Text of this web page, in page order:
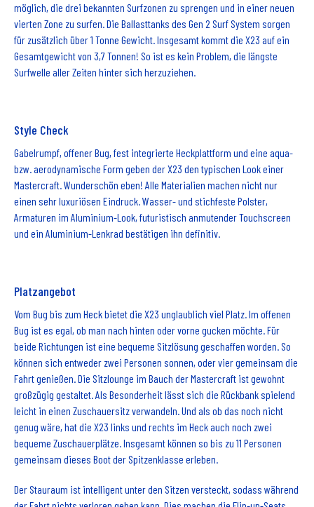
möglich, die drei bekannten Surfzonen zu sprengen und in einer neuen
vierten Zone zu surfen. Die Ballasttanks des Gen 2 Surf System sorgen
für zusätzlich über 1 Tonne Gewicht. Insgesamt kommt die X23 auf ein
Gesamtgewicht von 3,7 Tonnen! So ist es kein Problem, die längste
Surfwelle aller Zeiten hinter sich herzuziehen.
Style Check
Gabelrumpf, offener Bug, fest integrierte Heckplattform und eine aqua-
bzw. aerodynamische Form geben der X23 den typischen Look einer
Mastercraft. Wunderschön eben! Alle Materialien machen nicht nur
einen sehr luxuriösen Eindruck. Wasser- und stichfeste Polster,
Armaturen im Aluminium-Look, futuristisch anmutender Touchscreen
und ein Aluminium-Lenkrad bestätigen ihn definitiv.
Platzangebot
Vom Bug bis zum Heck bietet die X23 unglaublich viel Platz. Im offenen
Bug ist es egal, ob man nach hinten oder vorne gucken möchte. Für
beide Richtungen ist eine bequeme Sitzlösung geschaffen worden. So
können sich entweder zwei Personen sonnen, oder vier gemeinsam die
Fahrt genießen. Die Sitzlounge im Bauch der Mastercraft ist gewohnt
großzügig gestaltet. Als Besonderheit lässt sich die Rückbank spielend
leicht in einen Zuschauersitz verwandeln. Und als ob das noch nicht
genug wäre, hat die X23 links und rechts im Heck auch noch zwei
bequeme Zuschauerplätze. Insgesamt können so bis zu 11 Personen
gemeinsam dieses Boot der Spitzenklasse erleben.
Der Stauraum ist intelligent unter den Sitzen versteckt, sodass während